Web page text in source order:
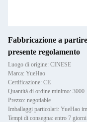
Fabbricazione a
presente regolamento
Luogo di origine: CINESE
Marca: YueHao
Certificazione: CE
Quantità di ordine minimo: 3000
Prezzo: negotiable
Imballaggi particolari: YueHao
Tempi di consegna: entro 7 giorni